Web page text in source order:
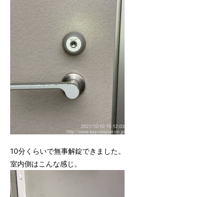
10分くらいで無事解錠できました。
室内側はこんな感じ。